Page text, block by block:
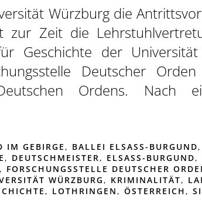
Würzburg die
zur Zeit die
Geschichte der
Deutscher
Ordens. Nach
IM GEBIRGE , BALLEI ELSASS-BURGUND
, DEUTSCHMEISTER , ELSASS-BURGUND,
, FORSCHUNGSSTELLE DEUTSCHER
WÜRZBURG , KRIMINALITÄT,
, LOTHRINGEN , ÖSTERREICH ,